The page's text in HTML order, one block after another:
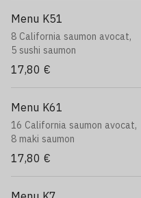
Menu K51
8 California saumon avocat,
5 sushi saumon
17,80 €
Menu K61
16 California saumon avocat,
8 maki saumon
17,80 €